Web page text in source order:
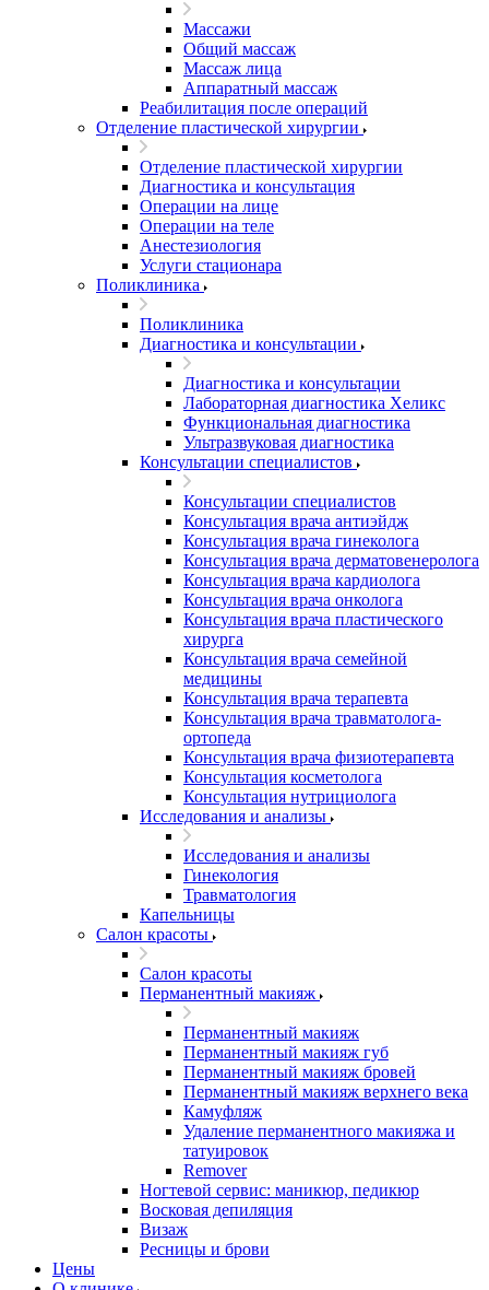
Массажи
Общий массаж
Массаж лица
Аппаратный массаж
Реабилитация после операций
Отделение пластической хирургии
Отделение пластической хирургии
Диагностика и консультация
Операции на лице
Операции на теле
Анестезиология
Услуги стационара
Поликлиника
Поликлиника
Диагностика и консультации
Диагностика и консультации
Лабораторная диагностика Хеликс
Функциональная диагностика
Ультразвуковая диагностика
Консультации специалистов
Консультации специалистов
Консультация врача антиэйдж
Консультация врача гинеколога
Консультация врача дерматовенеролога
Консультация врача кардиолога
Консультация врача онколога
Консультация врача пластического
хирурга
Консультация врача семейной
медицины
Консультация врача терапевта
Консультация врача травматолога-
ортопеда
Консультация врача физиотерапевта
Консультация косметолога
Консультация нутрициолога
Исследования и анализы
Исследования и анализы
Гинекология
Травматология
Капельницы
Салон красоты
Салон красоты
Перманентный макияж
Перманентный макияж
Перманентный макияж губ
Перманентный макияж бровей
Перманентный макияж верхнего века
Камуфляж
Удаление перманентного макияжа и
татуировок
Remover
Ногтевой сервис: маникюр, педикюр
Восковая депиляция
Визаж
Ресницы и брови
Цены